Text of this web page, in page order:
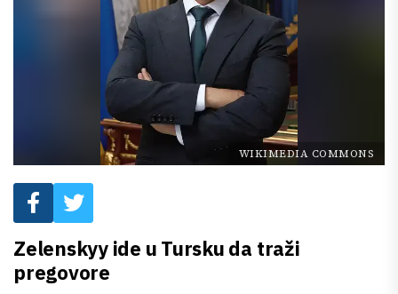
WIKIMEDIA COMMONS
Zelenskyy ide u Tursku da traži
pregovore